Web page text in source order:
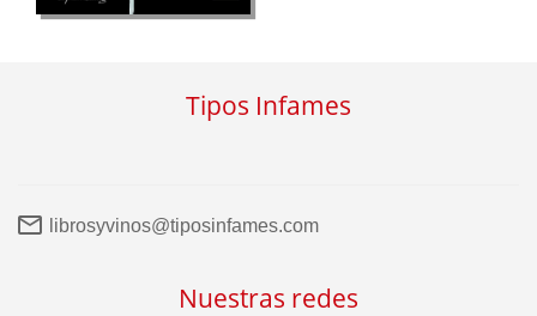
Tipos Infames
librosyvinos@tiposinfames.com
Nuestras redes